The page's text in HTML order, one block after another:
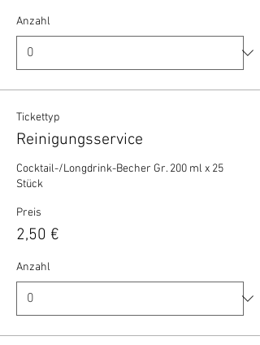
Anzahl
Tickettyp
Reinigungsservice
Cocktail-/Longdrink-Becher Gr. 200 ml x 25
Stück
Preis
2,50 €
Anzahl